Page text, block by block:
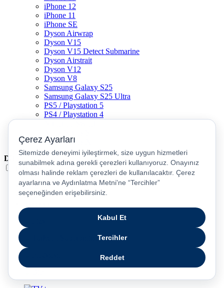
iPhone 12
iPhone 11
iPhone SE
Dyson Airwrap
Dyson V15
Dyson V15 Detect Submarine
Dyson Airstrait
Dyson V12
Dyson V8
Samsung Galaxy S25
Samsung Galaxy S25 Ultra
PS5 / Playstation 5
PS4 / Playstation 4
Xbox Series X
Dil
Türkçe
English
عربى